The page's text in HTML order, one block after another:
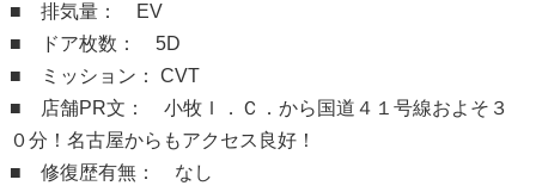
■ 排気量： EV
■ ドア枚数： 5D
■ ミッション： CVT
■ 店舗PR文： 小牧Ｉ．Ｃ．から国道４１号線およそ３
０分！名古屋からもアクセス良好！
■ 修復歴有無： なし